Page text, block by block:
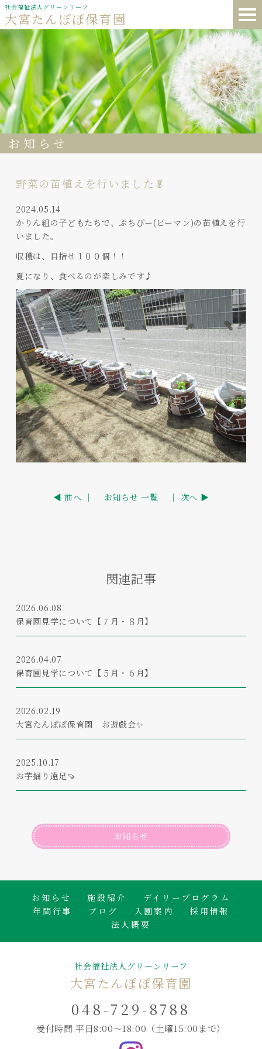
社会福祉法人グリーンリーフ
大宮たんぽぽ保育園
お知らせ
野菜の苗植えを行いました🥬
2024.05.14
かりん組の子どもたちで、ぷちぴー(ピーマン)の苗植えを行
いました。
収穫は、目指せ１００個！！
夏になり、食べるのが楽しみです♪
◀ 前へ ｜ お知らせ 一覧 ｜ 次へ ▶
関連記事
2026.06.08
保育園見学について【７月・８月】
2026.04.07
保育園見学について【５月・６月】
2026.02.19
大宮たんぽぽ保育園 お遊戯会✨
2025.10.17
お芋掘り遠足🍠
お知らせ
お知らせ 施設紹介
デイリープログラム
年間行事
ブログ 入園案内
採用情報
法人概要
社会福祉法人グリーンリーフ
大宮たんぽぽ保育園
048-729-8788
受付時間 平日8:00～18:00 （土曜15:00まで）